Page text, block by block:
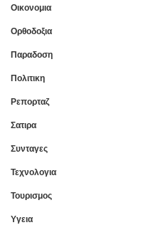
Οικονομια
Ορθοδοξια
Παραδοση
Πολιτικη
Ρεπορταζ
Σατιρα
Συνταγες
Τεχνολογια
Τουρισμος
Υγεια